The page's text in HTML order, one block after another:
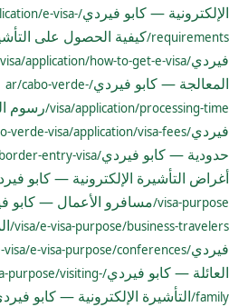
الإلكترونية — كابو فيردي e-visa-
requirements/ كيفية الحصول على
فيردي/ar/cabo-verde-visa/application/how-to-get-e-visa/
المعالجة — كابو فيردي /ar/cabo-verde-
visa/application/processing-time/ رسوم
فيردي/ar/cabo-verde-visa/application/visa-fees/
حدودية — كابو فيردي/ar/cabo-verde-visa/border-entry-visa/
أغراض التأشيرة الإلكترونية — كابو
visa-purpose/ مسافرو الأعمال — كابو
visa/e-visa-purpose/business-travelers/
فيردي/ar/cabo-verde-visa/e-visa-purpose/conferences/
العائلة — كابو فيردي purpose/visiting-
family/ التأشيرة الإلكترونية — كابو